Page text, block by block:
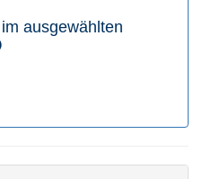
ausgewählten